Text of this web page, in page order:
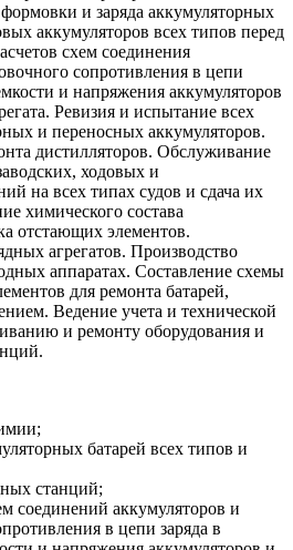
и заряда аккумуляторных
аккумуляторов всех типов перед
схем соединения
сопротивления в цепи
и напряжения аккумуляторов
Ревизия и испытание всех
и переносных аккумуляторов.
дистилляторов. Обслуживание
ходовых и
на всех типах судов и сдача их
химического состава
отстающих элементов.
агрегатов. Производство
аппаратах. Составление схемы
для ремонта батарей,
Ведение учета и технической
и ремонту оборудования и
батарей всех типов и
станций;
соединений аккумуляторов и
в цепи заряда в